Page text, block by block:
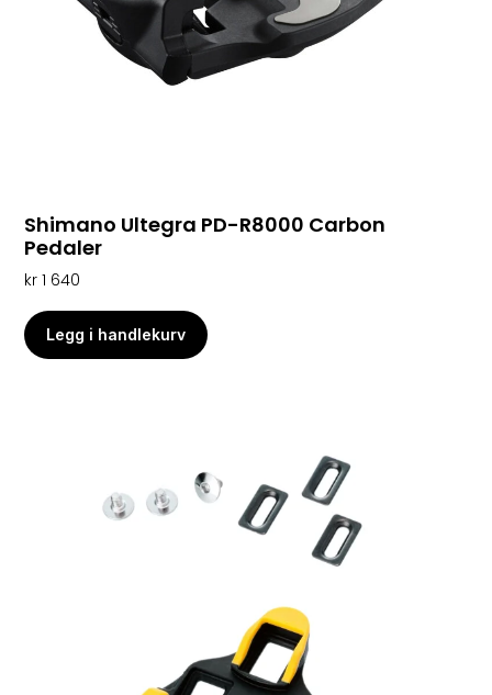
Shimano Ultegra PD-R8000 Carbon
Pedaler
kr 1 640
Legg i handlekurv